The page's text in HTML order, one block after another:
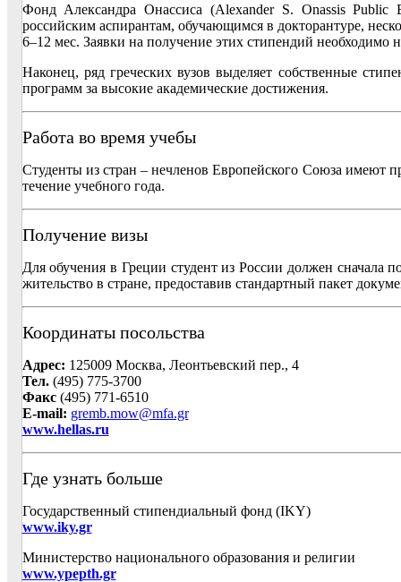
Фонд Александра Онассиса (Alexander S. Onassis Public
российским аспирантам, обучающимся в докторантуре,
6–12 мес. Заявки на получение этих стипендий необходимо
Наконец, ряд греческих вузов выделяет собственные
программ за высокие академические достижения.
Работа во время учебы
Студенты из стран – нечленов Европейского Союза имеют
течение учебного года.
Получение визы
Для обучения в Греции студент из России должен сначала
жительство в стране, предоставив стандартный пакет
Координаты посольства
Адрес: 125009 Москва, Леонтьевский пер., 4
Тел.(495) 775-3700
Факс(495) 771-6510
E-mail: gremb.mow@mfa.gr
www.hellas.ru
Где узнать больше
Государственный стипендиальный фонд (IKY)
www.iky.gr
Министерство национального образования и религии
www.ypepth.gr